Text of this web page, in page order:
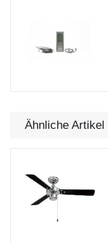
Ähnliche Artikel